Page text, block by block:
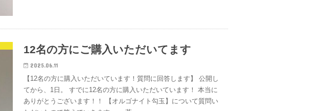
12名の方にご購入いただいてます
2025.06.11
【12名の方に購入いただいています！質問に回答します】 公開し
てから、1日。 すでに12名の方に購入いただいています！ 本当に
ありがとうございます！！ 【オルゴナイト勾玉】について質問い